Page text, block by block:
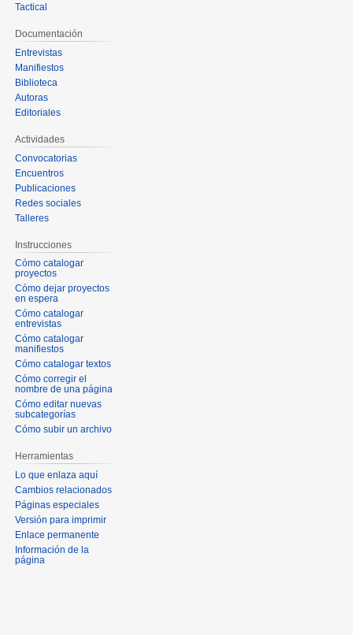
Tactical
Documentación
Entrevistas
Manifiestos
Biblioteca
Autoras
Editoriales
Actividades
Convocatorias
Encuentros
Publicaciones
Redes sociales
Talleres
Instrucciones
Cómo catalogar
proyectos
Cómo dejar proyectos
en espera
Cómo catalogar
entrevistas
Cómo catalogar
manifiestos
Cómo catalogar textos
Cómo corregir el
nombre de una página
Cómo editar nuevas
subcategorías
Cómo subir un archivo
Herramientas
Lo que enlaza aquí
Cambios relacionados
Páginas especiales
Versión para imprimir
Enlace permanente
Información de la
página